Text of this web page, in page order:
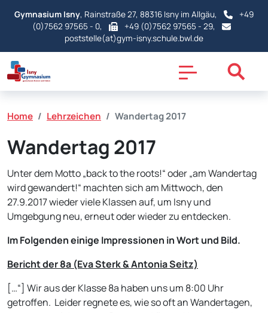
Gymnasium Isny, Rainstraße 27, 88316 Isny im Allgäu,
+49
(0)7562 97565 - 0,
+49 (0)7562 97565 - 29,
poststelle(at)gym-isny.schule.bwl.de
Home Lehrzeichen Wandertag 2017
Wandertag 2017
Unter dem Motto „back to the roots!“ oder „am Wandertag
wird gewandert!“ machten sich am Mittwoch, den
27.9.2017 wieder viele Klassen auf, um Isny und
Umgebgung neu, erneut oder wieder zu entdecken.
Im Folgenden einige Impressionen in Wort und Bild.
Bericht der 8a (Eva Sterk & Antonia Seitz)
[…“] Wir aus der Klasse 8a haben uns um 8:00 Uhr
getroffen. Leider regnete es, wie so oft an Wandertagen,